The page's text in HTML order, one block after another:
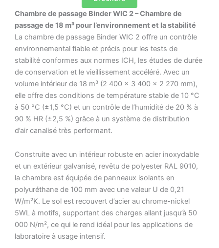
Chambre de passage Binder WIC 2 – Chambre de
passage de 18 m³ pour l’environnement et la stabilité
La chambre de passage Binder WIC 2 offre un contrôle
environnemental fiable et précis pour les tests de
stabilité conformes aux normes ICH, les études de durée
de conservation et le vieillissement accéléré. Avec un
volume intérieur de 18 m³ (2 400 × 3 400 × 2 270 mm),
elle offre des conditions de température stable de 10 °C
à 50 °C (±1,5 °C) et un contrôle de l’humidité de 20 % à
90 % HR (±2,5 %) grâce à un système de distribution
d’air canalisé très performant.
Construite avec un intérieur robuste en acier inoxydable
et un extérieur galvanisé, revêtu de polyester RAL 9010,
la chambre est équipée de panneaux isolants en
polyuréthane de 100 mm avec une valeur U de 0,21
W/m²K. Le sol est recouvert d’acier au chrome-nickel
5WL à motifs, supportant des charges allant jusqu’à 50
000 N/m², ce qui le rend idéal pour les applications de
laboratoire à usage intensif.